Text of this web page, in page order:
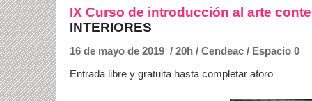
IX Curso de introducción al arte
INTERIORES
16 de mayo de 2019 / 20h / Cendeac / Espacio 0
Entrada libre y gratuita hasta completar aforo